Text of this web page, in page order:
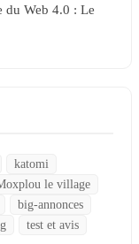
du Web 4.0 : Le
katomi
le village
big-annonces
test et avis